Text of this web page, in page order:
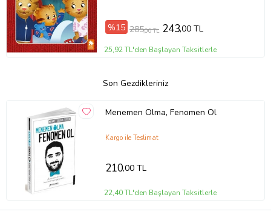
%15 285,00 TL 243,00 TL
25,92 TL'den Başlayan Taksitlerle
Son Gezdikleriniz
Menemen Olma, Fenomen Ol
Kargo ile Teslimat
210,00 TL
22,40 TL'den Başlayan Taksitlerle